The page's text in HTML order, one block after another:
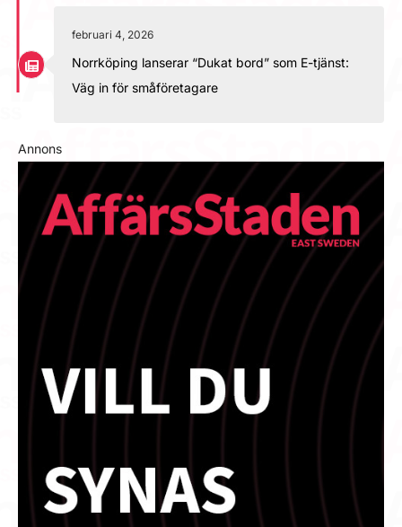
februari 4, 2026
Norrköping lanserar “Dukat bord” som E-tjänst:
Väg in för småföretagare
Annons